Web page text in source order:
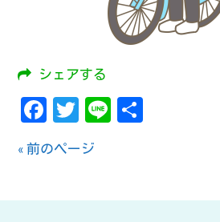
シェアする
Facebook
Twitter
Line
« 前のページ